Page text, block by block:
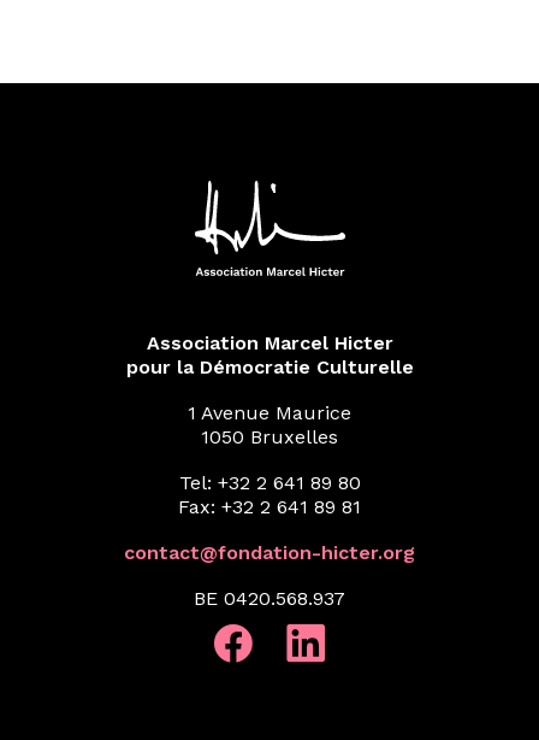
Association Marcel Hicter
pour la Démocratie Culturelle
1 Avenue Maurice
1050 Bruxelles
Tel: +32 2 641 89 80
Fax: +32 2 641 89 81
contact@fondation-hicter.org
BE 0420.568.937